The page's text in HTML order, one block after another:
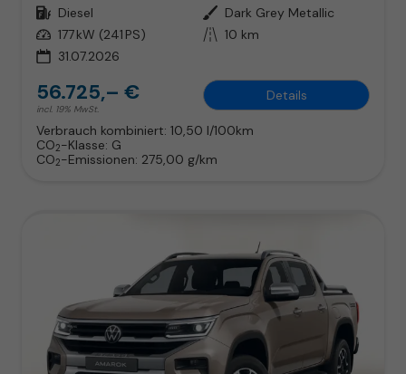
Kraftstoff Diesel Außenfarbe Dark Grey Metallic
Leistung 177 kW (241 PS) Kilometerstand 10 km
31.07.2026
56.725,– €
incl. 19% MwSt.
Details
Verbrauch kombiniert: 10,50 l/100km
CO2-Klasse: G
CO2-Emissionen: 275,00 g/km